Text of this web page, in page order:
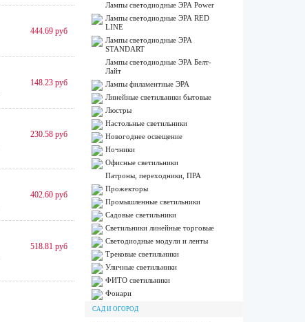
444.69 руб
148.23 руб
230.58 руб
402.60 руб
518.81 руб
Лампы светодиодные ЭРА Power
Лампы светодиодные ЭРА RED
LINE
Лампы светодиодные ЭРА
STANDART
Лампы светодиодные ЭРА Белт-
Лайт
Лампы филаментные ЭРА
Линейные светильники бытовые
Люстры
Настольные светильники
Новогоднее освещение
Ночники
Офисные светильники
Патроны, переходники, ПРА
Прожекторы
Промышленные светильники
Садовые светильники
Светильники линейные торговые
Светодиодные модули и ленты
Трековые светильники
Уличные светильники
ФИТО светильники
Фонари
САД И ОГОРОД